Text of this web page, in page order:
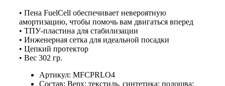
• Пена FuelCell обеспечивает невероятную
амортизацию, чтобы помочь вам двигаться вперед
• ТПУ-пластина для стабилизации
• Инженерная сетка для идеальной посадки
• Цепкий протектор
• Вес 302 гр.
Артикул: MFCPRLO4
Состав: Верх: текстиль, синтетика; подошва: